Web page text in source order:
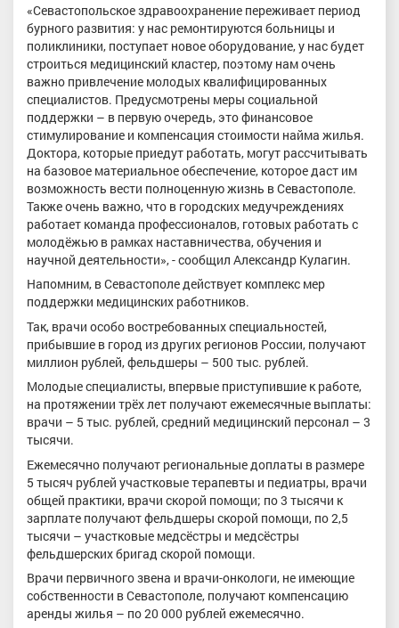
«Севастопольское здравоохранение переживает период
бурного развития: у нас ремонтируются больницы и
поликлиники, поступает новое оборудование, у нас будет
строиться медицинский кластер, поэтому нам очень
важно привлечение молодых квалифицированных
специалистов. Предусмотрены меры социальной
поддержки – в первую очередь, это финансовое
стимулирование и компенсация стоимости найма жилья.
Доктора, которые приедут работать, могут рассчитывать
на базовое материальное обеспечение, которое даст им
возможность вести полноценную жизнь в Севастополе.
Также очень важно, что в городских медучреждениях
работает команда профессионалов, готовых работать с
молодёжью в рамках наставничества, обучения и
научной деятельности», - сообщил Александр Кулагин.
Напомним, в Севастополе действует комплекс мер
поддержки медицинских работников.
Так, врачи особо востребованных специальностей,
прибывшие в город из других регионов России, получают
миллион рублей, фельдшеры – 500 тыс. рублей.
Молодые специалисты, впервые приступившие к работе,
на протяжении трёх лет получают ежемесячные выплаты:
врачи – 5 тыс. рублей, средний медицинский персонал – 3
тысячи.
Ежемесячно получают региональные доплаты в размере
5 тысяч рублей участковые терапевты и педиатры, врачи
общей практики, врачи скорой помощи; по 3 тысячи к
зарплате получают фельдшеры скорой помощи, по 2,5
тысячи – участковые медсёстры и медсёстры
фельдшерских бригад скорой помощи.
Врачи первичного звена и врачи-онкологи, не имеющие
собственности в Севастополе, получают компенсацию
аренды жилья – по 20 000 рублей ежемесячно.